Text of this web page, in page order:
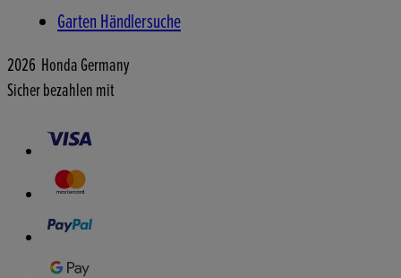
Garten Händlersuche
2026 Honda Germany
Sicher bezahlen mit